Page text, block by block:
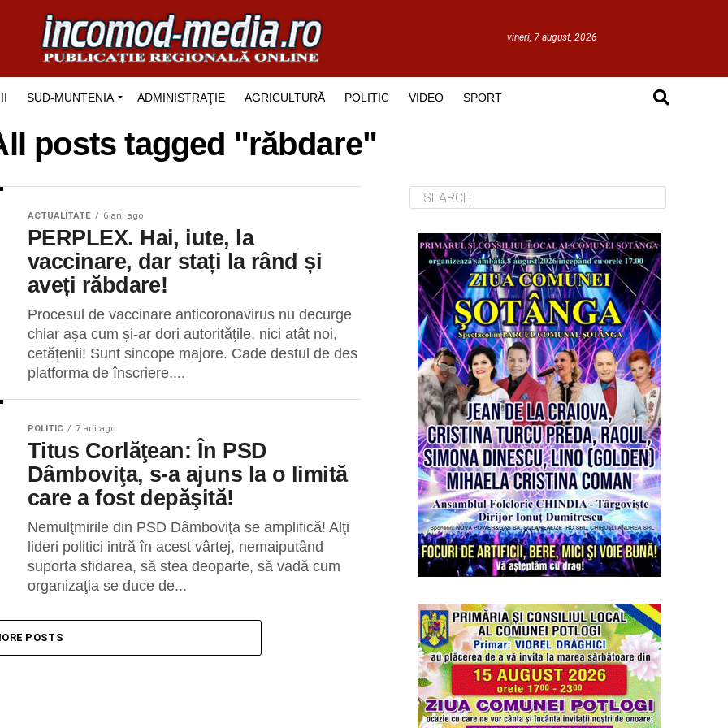
vineri, 7 august, 2026
SUD-MUNTENIA ADMINISTRAŢIE AGRICULTURĂ POLITIC VIDEO SPORT
posts tagged "răbdare"
ACTUALITATE 6 ani ago
PERPLEX. Hai, iute, la
vaccinare, dar stați la rând și
aveți răbdare!
Procesul de vaccinare anticoronavirus nu decurge
chiar așa cum și-ar dori autoritățile, nici atât noi,
cetățenii! Sunt sincope majore. Cade destul de des
platforma de înscriere,...
POLITIC 7 ani ago
Titus Corlăţean: În PSD
Dâmboviţa, s-a ajuns la o limită
care a fost depăşită!
Nemulţmirile din PSD Dâmboviţa se amplifică! Alţi
lideri politici intră în acest vârtej, nemaiputând
suporta sfidarea, să stea deoparte, să vadă cum
organizaţia se duce de...
POSTS